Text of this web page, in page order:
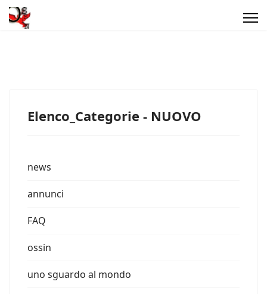
Elenco_Categorie - NUOVO
news
annunci
FAQ
ossin
uno sguardo al mondo